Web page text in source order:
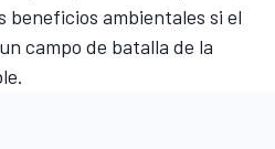
beneficios ambientales si el
campo de batalla de la